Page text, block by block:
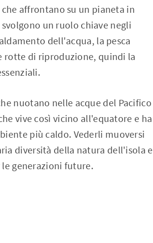
affrontano su un pianeta in
un ruolo chiave negli
dell'acqua, la pesca
rotte di riproduzione, quindi la
nuotano nelle acque del Pacifico
vive così vicino all'equatore e ha
più caldo. Vederli muoversi
diversità della natura dell'isola e
generazioni future.